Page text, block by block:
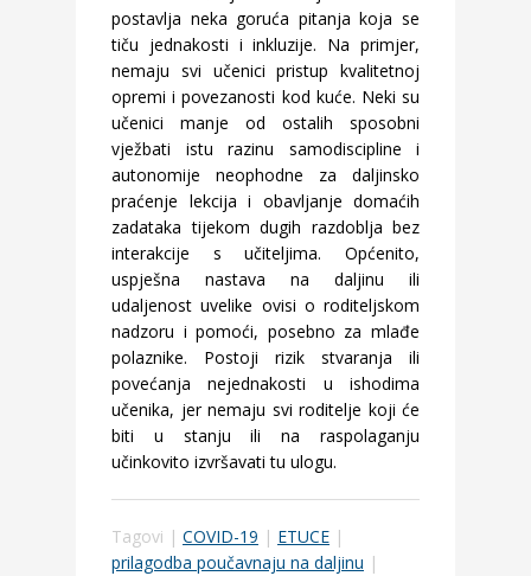
postavlja neka goruća pitanja koja se
tiču jednakosti i inkluzije. Na primjer,
nemaju svi učenici pristup kvalitetnoj
opremi i povezanosti kod kuće. Neki su
učenici manje od ostalih sposobni
vježbati istu razinu samodiscipline i
autonomije neophodne za daljinsko
praćenje lekcija i obavljanje domaćih
zadataka tijekom dugih razdoblja bez
interakcije s učiteljima. Općenito,
uspješna nastava na daljinu ili
udaljenost uvelike ovisi o roditeljskom
nadzoru i pomoći, posebno za mlađe
polaznike. Postoji rizik stvaranja ili
povećanja nejednakosti u ishodima
učenika, jer nemaju svi roditelje koji će
biti u stanju ili na raspolaganju
učinkovito izvršavati tu ulogu.
Tagovi | COVID-19 | ETUCE |
prilagodba poučavnaju na daljinu |